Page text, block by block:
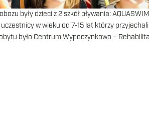
były dzieci z 2 szkół pływania:
w wieku od 7-15 lat którzy przyjechali
było Centrum Wypoczynkowo –